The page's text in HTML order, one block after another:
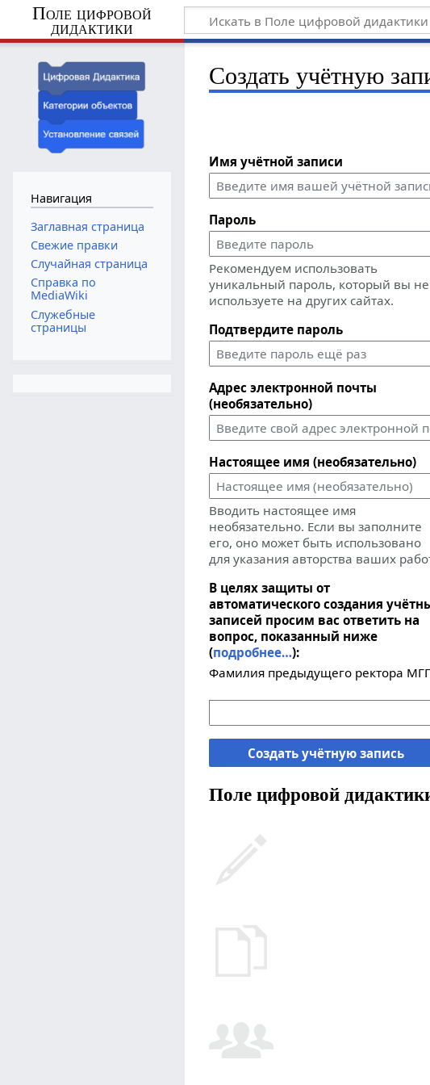
Поле цифровой
дидактики
Создать учётную
Имя учётной записи
Пароль
Рекомендуем использовать
уникальный пароль, который вы не
используете на других сайтах.
Подтвердите пароль
Адрес электронной почты
(необязательно)
Настоящее имя (необязательно)
Вводить настоящее имя
необязательно. Если вы заполните
его, оно может быть использовано
для указания авторства ваших
В целях защиты от
автоматического создания
записей просим вас ответить на
вопрос, показанный ниже
(подробнее…):
Фамилия предыдущего ректора
Создать учётную запись
Поле цифровой
Навигация
Заглавная страница
Свежие правки
Случайная страница
Справка по
MediaWiki
Служебные
страницы